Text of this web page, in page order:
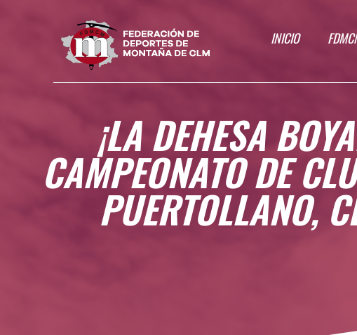
INICIO
¡LA DEHESA
CAMPEONATO DE
PUERTOLLANO,